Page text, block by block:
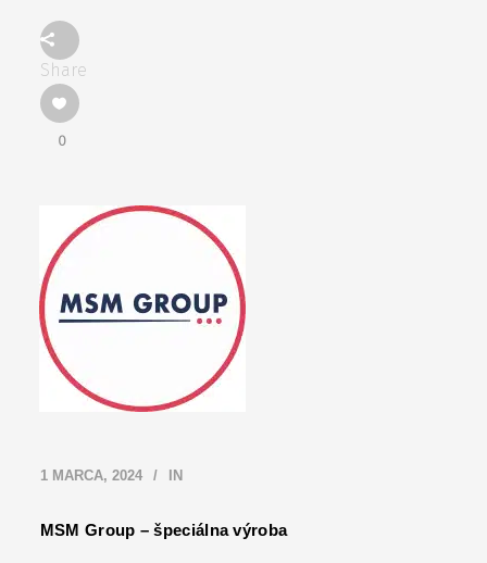
Share
0
1 MARCA, 2024 IN
MSM Group – špeciálna výroba